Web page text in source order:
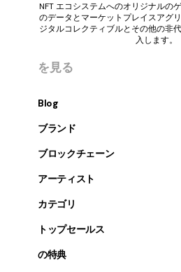
NFT エコシステムへのオリジナルの
のデータとマーケットプレイスアグ
ジタルコレクティブルとその他の非
入します。
を見る
Blog
ブランド
ブロックチェーン
アーティスト
カテゴリ
トップセールス
の特典